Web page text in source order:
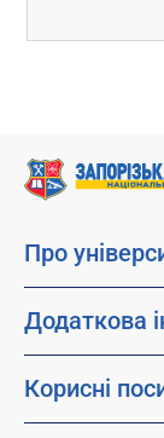
Про
Місія, візія та
Факультети
Додаткова
Дистанційне
Корисні